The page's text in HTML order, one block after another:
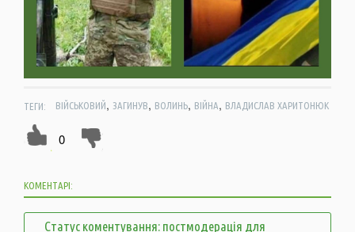
ТЕГИ: ВІЙСЬКОВИЙ, ЗАГИНУВ, ВОЛИНЬ, ВІЙНА, ВЛАДИСЛАВ ХАРИТОНЮК
0
КОМЕНТАРІ:
Статус коментування: постмодерація для